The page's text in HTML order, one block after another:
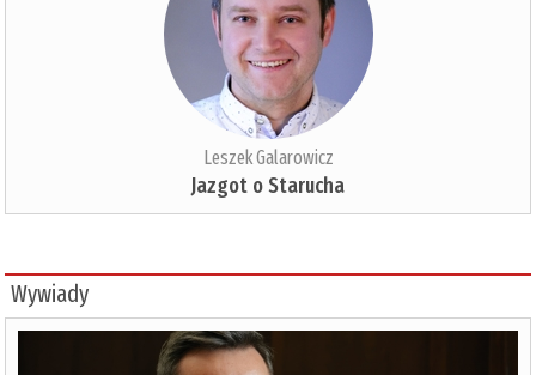
Leszek Galarowicz
Jazgot o Starucha
Wywiady